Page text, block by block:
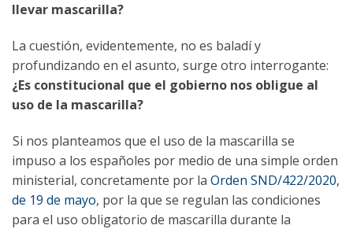
llevar mascarilla?
La cuestión, evidentemente, no es baladí y
profundizando en el asunto, surge otro interrogante:
¿Es constitucional que el gobierno nos obligue al
uso de la mascarilla?
Si nos planteamos que el uso de la mascarilla se
impuso a los españoles por medio de una simple orden
ministerial, concretamente por la Orden SND/422/2020,
de 19 de mayo, por la que se regulan las condiciones
para el uso obligatorio de mascarilla durante la